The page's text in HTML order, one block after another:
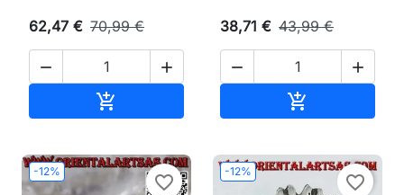
62,47 € 70,99 €
 

38,71 € 43,99 €
 

-12%
favorite_border
-12%
favorite_border